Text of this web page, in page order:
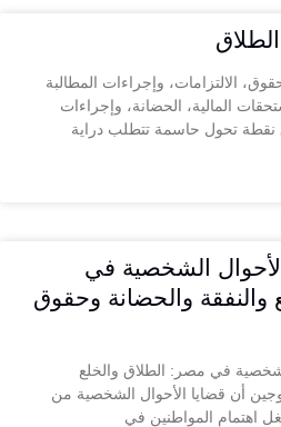
الالتزامات، وإجراءات المطالبة
المالية، الحضانة، وإجراءات
نقطة تحول حاسمة تتطلب دراية
الشخصية في
والنفقة والحضانة وحقوق
في مصر: الطلاق والخلع
أن قضايا الأحوال الشخصية من
اهتمام المواطنين في